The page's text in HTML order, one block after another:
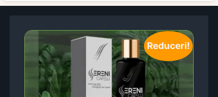
Reduceri!